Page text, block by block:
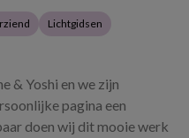
Lichtgidsen
& Yoshi en we zijn
pagina een
doen wij dit mooie werk